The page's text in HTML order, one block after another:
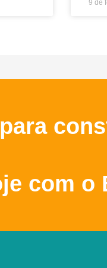
9 de
com o